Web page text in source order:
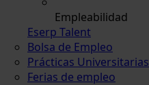
Empleabilidad
Eserp Talent
Bolsa de Empleo
Prácticas Universitarias
Ferias de empleo